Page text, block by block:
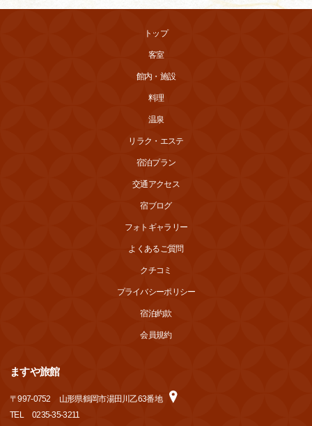
トップ
客室
館内・施設
料理
温泉
リラク・エステ
宿泊プラン
交通アクセス
宿ブログ
フォトギャラリー
よくあるご質問
クチコミ
プライバシーポリシー
宿泊約款
会員規約
ますや旅館
〒997-0752
山形県鶴岡市湯田川乙63番地
TEL
0235-35-3211